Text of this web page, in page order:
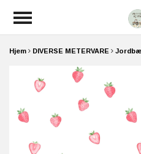
Hjem DIVERSE METERVARE